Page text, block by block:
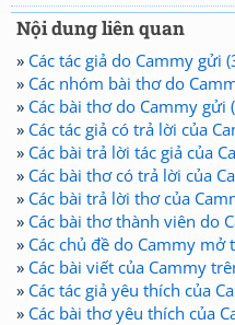
Nội dung liên quan
» Các tác giả do Cammy gửi
» Các nhóm bài thơ do
» Các bài thơ do Cammy gửi
» Các tác giả có trả lời của
» Các bài trả lời tác giả của
» Các bài thơ có trả lời của
» Các bài trả lời thơ của
» Các bài thơ thành viên do
» Các chủ đề do Cammy mở
» Các bài viết của Cammy
» Các tác giả yêu thích của
» Các bài thơ yêu thích của